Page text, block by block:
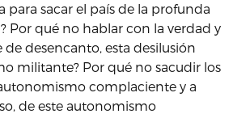
para sacar el país de la profunda
Por qué no hablar con la verdad y
desencanto, esta desilusión
militante? Por qué no sacudir los
complaciente y a
de este autonomismo